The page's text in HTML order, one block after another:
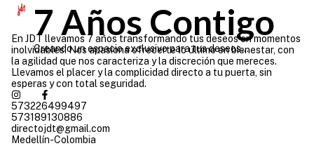
7 Años Contigo
Creando un espacio exclusivo para tus deseos...
En JDT llevamos 7 años transformando tus deseos en momentos
inolvidables. Nos apasiona ofrecerte lo último en bienestar, con
la agilidad que nos caracteriza y la discreción que mereces.
Llevamos el placer y la complicidad directo a tu puerta, sin
esperas y con total seguridad.
573226499497
573189130886
directojdt@gmail.com
Medellín-Colombia